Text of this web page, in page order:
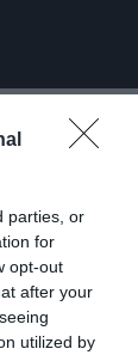
parties, or
for
opt-out
after your
utilized by
στον
40